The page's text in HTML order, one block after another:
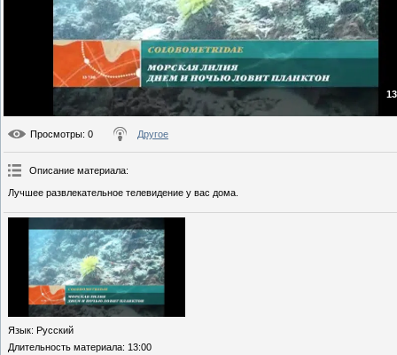
Просмотры: 0 Другое
Описание материала:
Лучшее развлекательное телевидение у вас дома.
Язык: Русский
Длительность материала: 13:00